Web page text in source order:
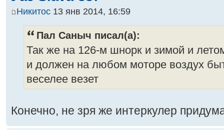
Никитос 13 янв 2014, 16:59
Пал Саныч писал(а):
Так же на 126-м шнорк и зимой и
и должен на любом моторе воздух
веселее везет
Конечно, не зря же интеркулер